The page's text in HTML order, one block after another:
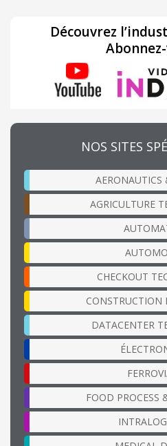
Découvrez
NOS SITES
AERONAUTICS
AGRICULTURE
CHECKOUT
CONSTRUCTION
DATACENTER
FOOD PROCESS